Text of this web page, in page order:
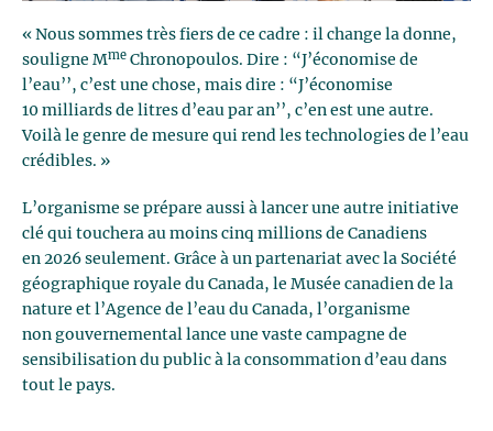
« Nous sommes très fiers de ce cadre : il change la donne,
souligne Mme Chronopoulos. Dire : “J’économise de
l’eau’’, c’est une chose, mais dire : “J’économise
10 milliards de litres d’eau par an’’, c’en est une autre.
Voilà le genre de mesure qui rend les technologies de l’eau
crédibles. »
L’organisme se prépare aussi à lancer une autre initiative
clé qui touchera au moins cinq millions de Canadiens
en 2026 seulement. Grâce à un partenariat avec la Société
géographique royale du Canada, le Musée canadien de la
nature et l’Agence de l’eau du Canada, l’organisme
non gouvernemental lance une vaste campagne de
sensibilisation du public à la consommation d’eau dans
tout le pays.